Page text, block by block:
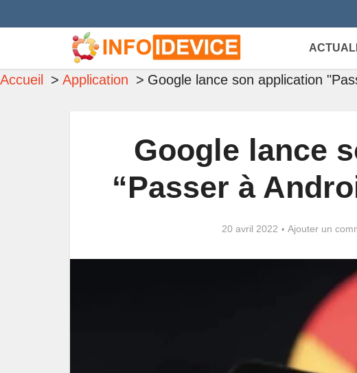
Accueil Application Google lance son application
Google lance
“Passer à
20 avril 2022 Ajouter un